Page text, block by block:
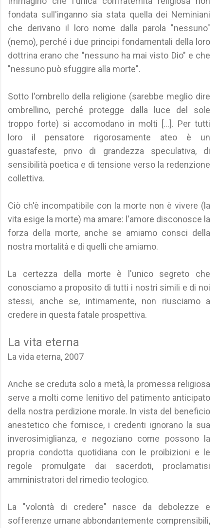
fondata sull'inganno sia stata quella dei Neminiani
che derivano il loro nome dalla parola "nessuno"
(nemo), perché i due principi fondamentali della loro
dottrina erano che "nessuno ha mai visto Dio" e che
"nessuno può sfuggire alla morte".
Sotto l'ombrello della religione (sarebbe meglio dire
ombrellino, perché protegge dalla luce del sole
troppo forte) si accomodano in molti [...]. Per tutti
loro il pensatore rigorosamente ateo è un
guastafeste, privo di grandezza speculativa, di
sensibilità poetica e di tensione verso la redenzione
collettiva.
Ciò ch'è incompatibile con la morte non è vivere (la
vita esige la morte) ma amare: l'amore disconosce la
forza della morte, anche se amiamo consci della
nostra mortalità e di quelli che amiamo.
La certezza della morte è l'unico segreto che
conosciamo a proposito di tutti i nostri simili e di noi
stessi, anche se, intimamente, non riusciamo a
credere in questa fatale prospettiva.
La vita eterna
La vida eterna, 2007
Anche se creduta solo a metà, la promessa religiosa
serve a molti come lenitivo del patimento anticipato
della nostra perdizione morale. In vista del beneficio
anestetico che fornisce, i credenti ignorano la sua
inverosimiglianza, e negoziano come possono la
propria condotta quotidiana con le proibizioni e le
regole promulgate dai sacerdoti, proclamatisi
amministratori del rimedio teologico.
La "volontà di credere" nasce da debolezze e
sofferenze umane abbondantemente comprensibili,